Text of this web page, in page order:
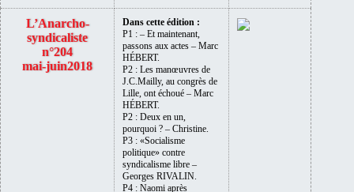
L’Anarcho-
syndicaliste
n°204
mai-juin2018
Dans cette édition :
P1 : – Et maintenant,
passons aux actes – Marc
HÉBERT.
P2 : Les manœuvres de
J.C.Mailly, au congrès de
Lille, ont échoué – Marc
HÉBERT.
P2 : Deux en un,
pourquoi ? – Christine.
P3 : «Socialisme
politique» contre
syndicalisme libre –
Georges RIVALIN.
P4 : Naomi après